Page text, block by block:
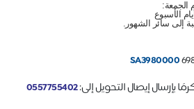
الجمعة:
الأسبوع
إلى سائر الشهور.
SA3980000
بإرسال إيصال التحويل إلى:0557755402